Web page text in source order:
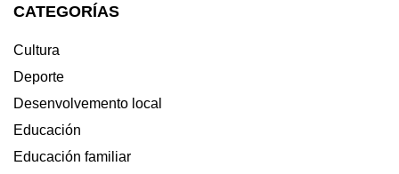
CATEGORÍAS
Cultura
Deporte
Desenvolvemento local
Educación
Educación familiar